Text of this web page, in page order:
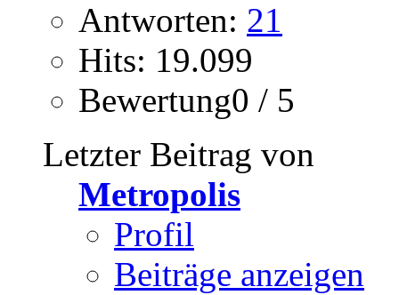
Antworten: 21
Hits: 19.099
Bewertung0 / 5
Letzter Beitrag von
Metropolis
Profil
Beiträge anzeigen